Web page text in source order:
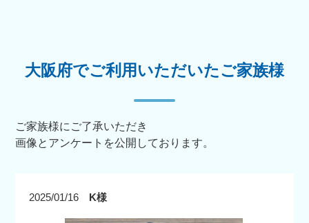
大阪府でご利用いただいたご家族様
ご家族様にご了承いただき
画像とアンケートを公開しております。
2025/01/16 K様